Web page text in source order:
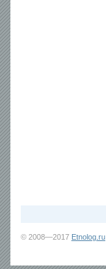
© 2008—2017 Etnolog.ru